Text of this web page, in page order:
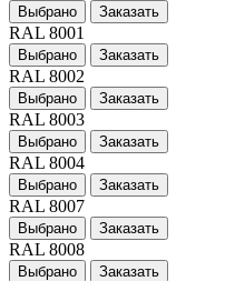
Выбрано Заказать
RAL 8001
Выбрано Заказать
RAL 8002
Выбрано Заказать
RAL 8003
Выбрано Заказать
RAL 8004
Выбрано Заказать
RAL 8007
Выбрано Заказать
RAL 8008
Выбрано Заказать